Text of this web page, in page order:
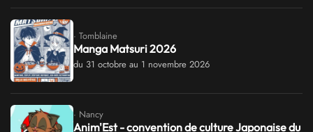
· Tomblaine
Manga Matsuri 2026
du 31 octobre au 1 novembre 2026
· Nancy
Anim'Est - convention de culture Japonaise du